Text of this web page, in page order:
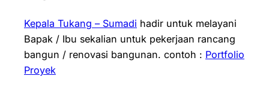
Kepala Tukang – Sumadi hadir untuk melayani
Bapak / Ibu sekalian untuk pekerjaan rancang
bangun / renovasi bangunan. contoh : Portfolio
Proyek